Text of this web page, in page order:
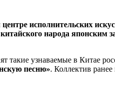
исполнительских
народа японским
такие узнаваемые в Китае
песню». Коллектив